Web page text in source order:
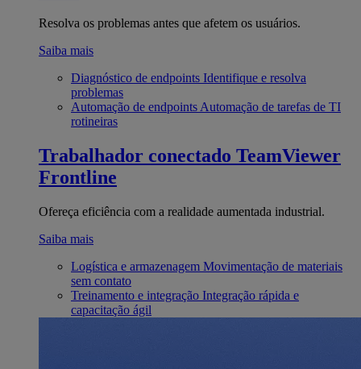
Resolva os problemas antes que afetem os usuários.
Saiba mais
Diagnóstico de endpoints Identifique e resolva
problemas
Automação de endpoints Automação de tarefas de TI
rotineiras
Trabalhador conectado TeamViewer
Frontline
Ofereça eficiência com a realidade aumentada industrial.
Saiba mais
Logística e armazenagem Movimentação de materiais
sem contato
Treinamento e integração Integração rápida e
capacitação ágil